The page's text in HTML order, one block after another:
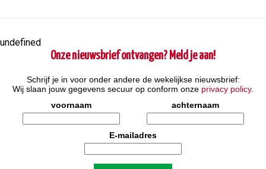
undefined
Onze nieuwsbrief ontvangen? Meld je aan!
Schrijf je in voor onder andere de wekelijkse nieuwsbrief:
Wij slaan jouw gegevens secuur op conform onze privacy policy.
voornaam
achternaam
E-mailadres